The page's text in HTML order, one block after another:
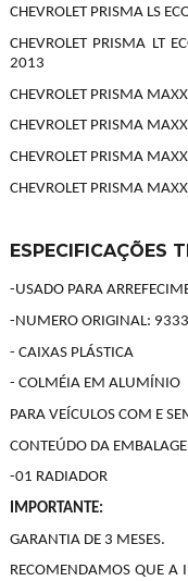
CHEVROLET PRISMA LS
CHEVROLET PRISMA LT
2013
CHEVROLET PRISMA
CHEVROLET PRISMA
CHEVROLET PRISMA
CHEVROLET PRISMA
ESPECIFICAÇÕES
-USADO PARA
-NUMERO ORIGINAL:
- CAIXAS PLÁSTICA
- COLMÉIA EM ALUMÍNIO
PARA VEÍCULOS COM E
CONTEÚDO DA
-01 RADIADOR
IMPORTANTE:
GARANTIA DE 3 MESES.
RECOMENDAMOS QUE A